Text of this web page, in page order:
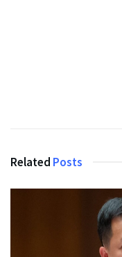
Related Posts